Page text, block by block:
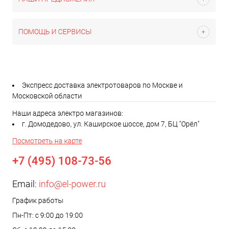
ПОМОЩЬ И СЕРВИСЫ
Экспресс доставка электротоваров по Москве и
Московской области
Наши адреса электро магазинов:
г. Домодедово, ул. Каширское шоссе, дом 7, БЦ "Орёл"
Посмотреть на карте
+7 (495) 108-73-56
Email: info@el-power.ru
График работы
Пн-Пт: с 9:00 до 19:00